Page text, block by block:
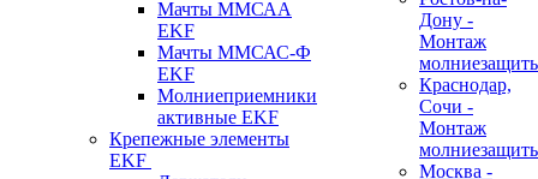
Мачты ММСАА
EKF
Мачты ММСАС-Ф
EKF
Молниеприемники
активные EKF
Крепежные элементы
EKF
Дону -
Монтаж
Краснодар,
Сочи -
Монтаж
Москва -